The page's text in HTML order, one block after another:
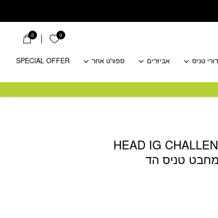
0 הרשימה שלי
0
טניס אביזרים ספורט אחר
SPECIAL OFFER
HEAD IG